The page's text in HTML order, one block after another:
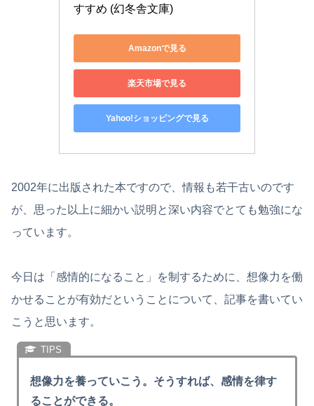
すすめ (幻冬舎文庫)
Amazonで見る
楽天市場で見る
Yahoo!ショッピングで見る
2002年に出版された本ですので、情報も若干古いのです
が、思った以上に細かい説明と深い内容でとても勉強にな
っています。
今日は「感情的になること」を制するために、想像力を働
かせることが有効だということについて、記事を書いてい
こうと思います。
想像力を養っていこう。そうすれば、感情を律す
ることができる。